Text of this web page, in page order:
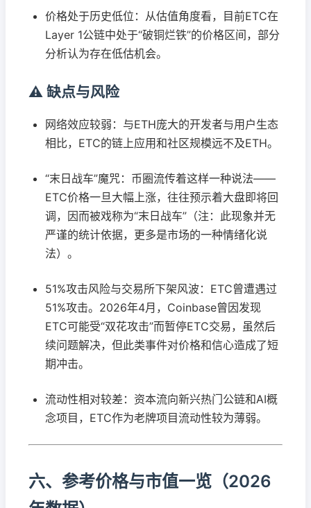
价格处于历史低位：从估值角度看，目前ETC在
Layer 1公链中处于“破铜烂铁”的价格区间，部分
分析认为存在低估机会。
⚠️ 缺点与风险
网络效应较弱：与ETH庞大的开发者与用户生态
相比，ETC的链上应用和社区规模远不及ETH。
“末日战车”魔咒：币圈流传着这样一种说法——
ETC价格一旦大幅上涨，往往预示着大盘即将回
调，因而被戏称为“末日战车”（注：此现象并无
严谨的统计依据，更多是市场的一种情绪化说
法）。
51%攻击风险与交易所下架风波：ETC曾遭遇过
51%攻击。2026年4月，Coinbase曾因发现
ETC可能受“双花攻击”而暂停ETC交易，虽然后
续问题解决，但此类事件对价格和信心造成了短
期冲击。
流动性相对较差：资本流向新兴热门公链和AI概
念项目，ETC作为老牌项目流动性较为薄弱。
六、参考价格与市值一览（2026